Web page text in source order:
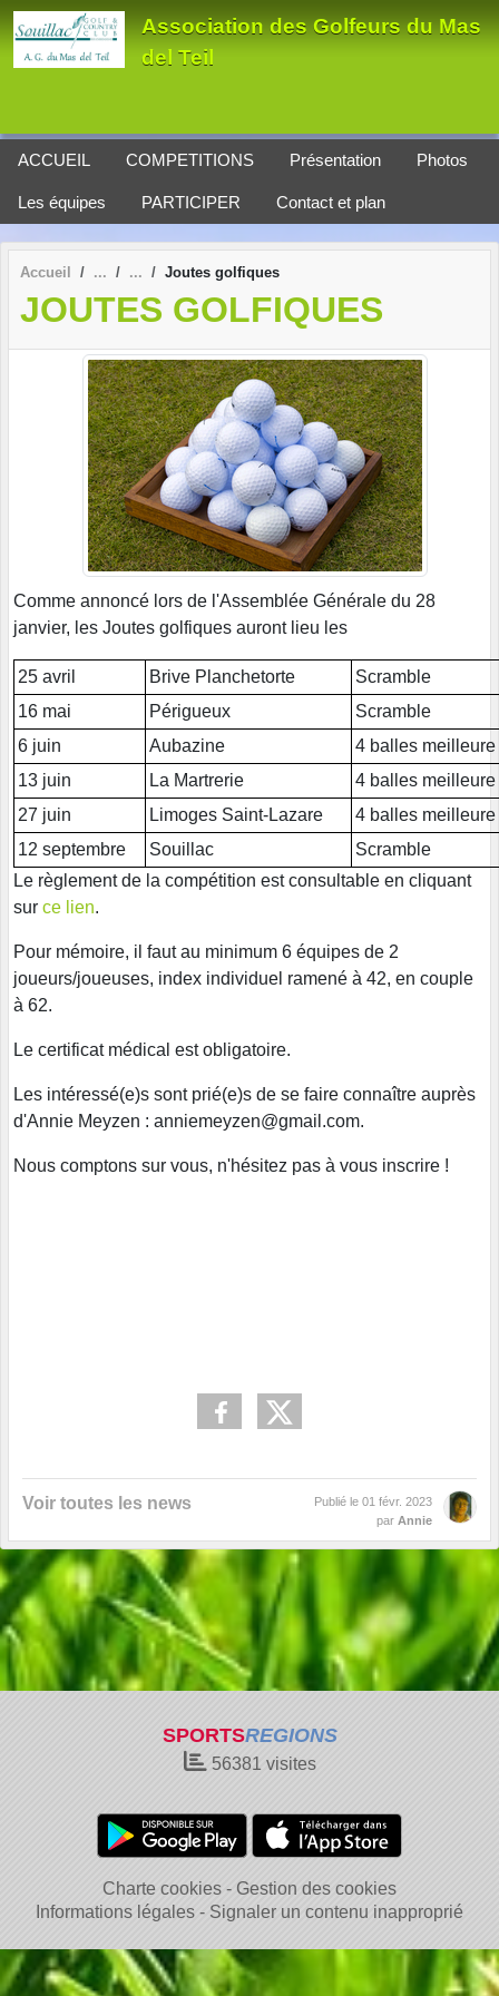
Association des Golfeurs du Mas
del Teil
ACCUEIL COMPETITIONS Présentation Photos
Les équipes PARTICIPER Contact et plan
Accueil Joutes golfiques
JOUTES GOLFIQUES
Comme annoncé lors de l'Assemblée Générale du 28
janvier, les Joutes golfiques auront lieu les
25 avril Brive Planchetorte
Scramble
16 mai
Périgueux
Scramble
6 juin
Aubazine
4 balles
13 juin
La Martrerie
4 balles
27 juin
Limoges Saint-Lazare
4 balles
12 septembre
Souillac
Scramble
Le règlement de la compétition est consultable en cliquant
sur ce lien.
Pour mémoire, il faut au minimum 6 équipes de 2
joueurs/joueuses, index individuel ramené à 42, en couple
à 62.
Le certificat médical est obligatoire.
Les intéressé(e)s sont prié(e)s de se faire connaître auprès
d'Annie Meyzen : anniemeyzen@gmail.com.
Nous comptons sur vous, n'hésitez pas à vous inscrire !
Voir toutes les news Publié le 01 févr. 2023
par Annie
SPORTSREGIONS
56381 visites
Charte cookies
Gestion des cookies
Informations légales
Signaler un contenu inapproprié
Panneau de gestion des cookies